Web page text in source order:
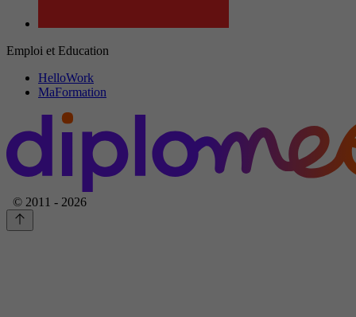
Emploi et Education
HelloWork
MaFormation
© 2011 - 2026